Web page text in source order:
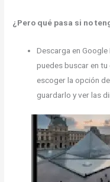
¿Pero qué pasa si no
Descarga en
puedes buscar en
escoger la opción
guardarlo y ver las